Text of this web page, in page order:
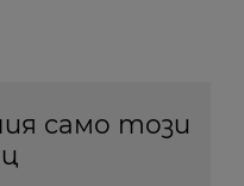
само този